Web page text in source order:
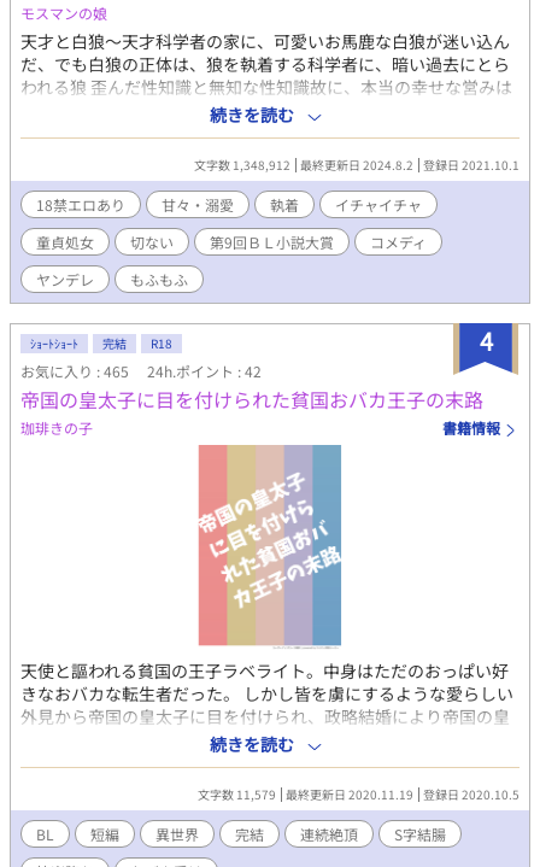
モスマンの娘
天才と白狼〜天才科学者の家に、可愛いお馬鹿な白狼が迷い込ん
だ、でも白狼の正体は、狼を執着する科学者に、暗い過去にとら
われる狼 歪んだ性知識と無知な性知識故に、本当の幸せな営みは
できるの？ ジョン 白い長髪に可愛い系イケメン 身長は190セン
チ以上もある、細マッチョ体型 お馬鹿で、食いしん坊、辛い過去
から少々ヤンデレ気味 アキラ 科学者で天才、綺麗系イケメン メ
ガネにボサボサ頭で見た目に無頓着 身長は170センチ以上、かな
り細い 頭がよく、コミュ障、人から嫌煙された過去から、ジョン
に執着気味 ジョンは飼い主にかなりひどい虐待をされていた。そ
こから逃げ出して、迷い込んだのは天才科学者アキラの家 取り返
そうとする飼い主にアキラは立ち向かう。 可愛いジョンをこれ以
上、傷つけさせないために。 そして迎えるは、甘々生活のハズが
二人がヤンデレ気味 ジョンは痛い可哀想な表現がありますが、二
人はひたすら甘々ですが、プレイは激しいです。 ジョンが優しい
口調てすが、やってることがＳです。 アキラが純粋で無知です
が、体がMになります。 18禁になります。 明記しておきますの
で、苦手な方は飛ばしてください。 お気に入り登録、しおり、あ
レイありましたら、ぜひに教えてください。 18禁 溺愛 執着
SM 浣腸 甘々 ハッピーエンド スパンキング 鞭 アナル、
アナルパール、せつない、ヤンデレ、おもらし、拡張、S字結腸
続きを読む
文字数 1,348,912 最終更新日 2024.8.2 登録日 2021.10.1
18禁エロあり 甘々・溺愛 執着
イチャイチャ
童貞処女
切ない 第9回ＢＬ小説大賞
コメディ
ヤンデレ
もふもふ
4
ｼｮｰﾄｼｮｰﾄ 完結 R18
お気に入り : 465 24h.ポイント : 42
帝国の皇太子に目を付けられた貧国おバカ王子の末路
珈琲きの子 書籍情報
天使と謳われる貧国の王子ラベライト。中身はただのおっぱい好
きなおバカな転生者だった。 しかし皆を虜にするような愛らしい
外見から帝国の皇太子に目を付けられ、政略結婚により帝国の皇
太子妃に迎え入れられる。 おバカなラベライトはそんなことも露
知らず、世界最先端の技術を持つ帝国に住めることを喜ぶのだ
が…… マッチョ皇太子×外見天使なおバカ王子のアホエロ物語。
※半分無理矢理の快楽堕ちです。
続きを読む
文字数 11,579 最終更新日 2020.11.19 登録日 2020.10.5
BL 短編 異世界 完結 連続絶頂
S字結腸